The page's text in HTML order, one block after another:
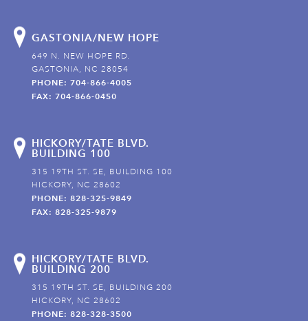
GASTONIA/NEW HOPE
649 N. NEW HOPE RD.
GASTONIA, NC 28054
PHONE: 704-866-4005
FAX: 704-866-0450
HICKORY/TATE BLVD.
BUILDING 100
315 19TH ST. SE, BUILDING 100
HICKORY, NC 28602
PHONE: 828-325-9849
FAX: 828-325-9879
HICKORY/TATE BLVD.
BUILDING 200
315 19TH ST. SE, BUILDING 200
HICKORY, NC 28602
PHONE: 828-328-3500